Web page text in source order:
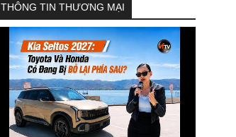
THÔNG TIN THƯƠNG MẠI